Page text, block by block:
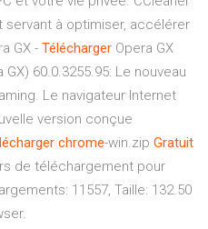
à optimiser, accélérer
GX - Télécharger Opera GX
60.0.3255.95: Le nouveau
Le navigateur Internet
version conçue
chrome-win.zip Gratuit
de téléchargement pour
11557, Taille: 132.50